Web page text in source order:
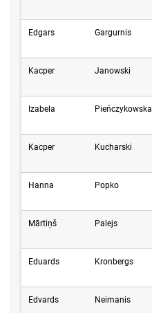
Edgars Gargurnis
Kacper Janowski
Izabela Pieńczykowska
Kacper Kucharski
Hanna Popko
Mārtiņš Palejs
Eduards Kronbergs
Edvards Neimanis